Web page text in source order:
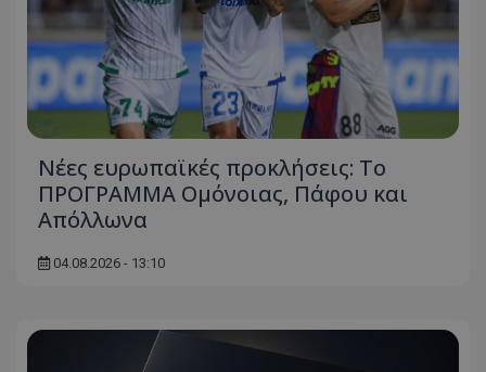
Νέες ευρωπαϊκές προκλήσεις: Το
ΠΡΟΓΡΑΜΜΑ Ομόνοιας, Πάφου και
Απόλλωνα
04.08.2026 - 13:10